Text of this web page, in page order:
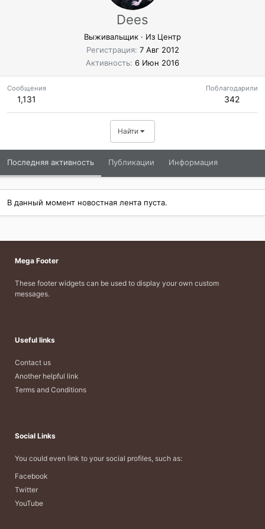
Dees
Выживальщик · Из Центр
Регистрация 7 Авг 2012
Активность 6 Июн 2016
Сообщения
1,131
Поблагодарили
342
Найти
Последняя активность Публикации Информация
В данный момент новостная лента пуста.
Mega Footer
These footer widgets can be used to display your own custom
messages.
Useful links
Contact us
Another helpful link
Terms and Conditions
Social Links
You could even link to your social profiles, such as:
Facebook
Twitter
YouTube